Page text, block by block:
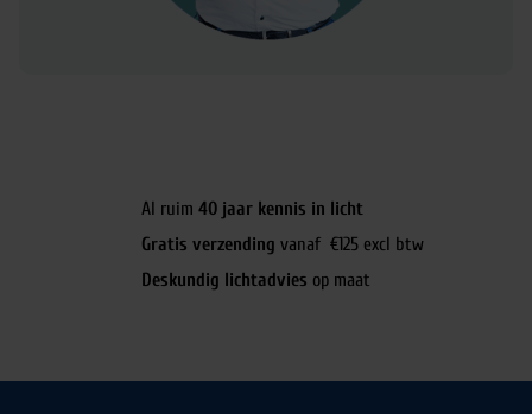
Al ruim 40 jaar kennis in licht
Gratis verzending vanaf €125 excl btw
Deskundig lichtadvies op maat